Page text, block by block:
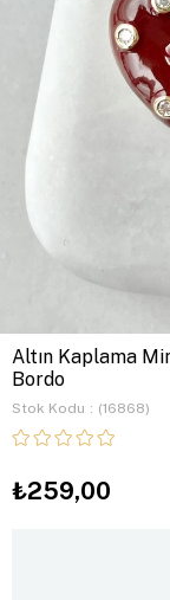
Altın Kaplama
Bordo
Stok Kodu (16868)
₺259,00